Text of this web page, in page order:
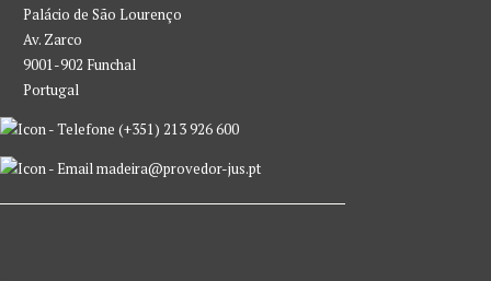
Palácio de São Lourenço
Av. Zarco
9001-902 Funchal
Portugal
(+351) 213 926 600
madeira@provedor-jus.pt